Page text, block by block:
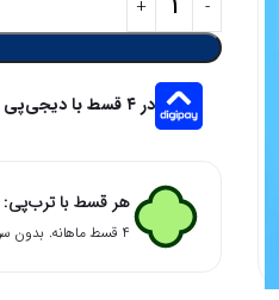
در ۴ قسط با دیجی‌پی
هر قسط با ترب‌پی:
۴ قسط ماهانه. بدون سود، چک و ضامن.